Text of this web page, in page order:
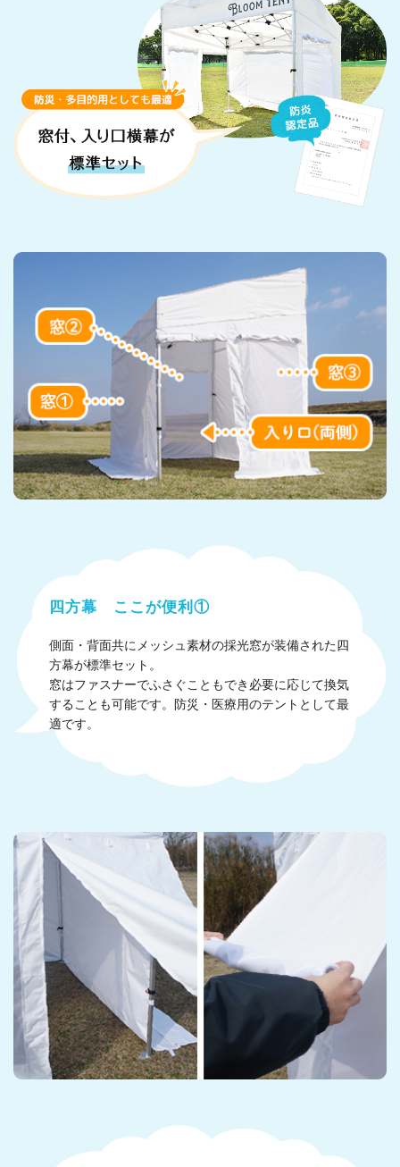
四方幕 ここが便利①
側面・背面共にメッシュ素材の採光窓が装備された四
方幕が標準セット。
窓はファスナーでふさぐこともでき必要に応じて換気
することも可能です。防災・医療用のテントとして最
適です。